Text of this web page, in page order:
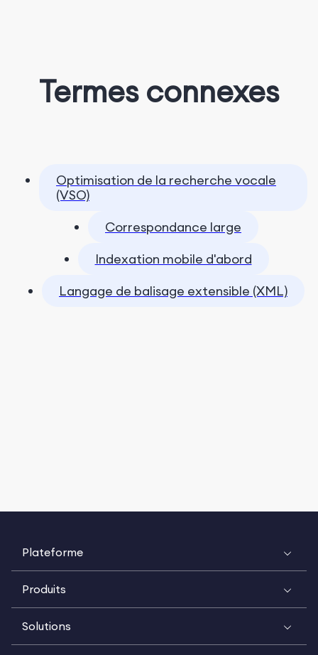
Termes connexes
Optimisation de la recherche vocale
(VSO)
Correspondance large
Indexation mobile d'abord
Langage de balisage extensible (XML)
Plateforme
Produits
Solutions